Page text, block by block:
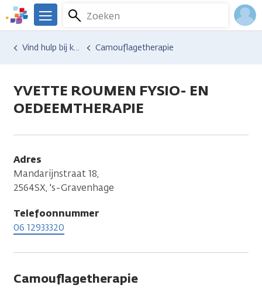
Overslaan
en
naar
We
er
Kanker.nl
Zoeken
Menu
Hulp en ondersteuning
Vind hulp bij kanker Camouflagetherapie
YVETTE ROUMEN FYSIO- EN
OEDEEMTHERAPIE
Adres
Mandarijnstraat 18,
2564SX, 's-Gravenhage
Telefoonnummer
06 12933320
Camouflagetherapie